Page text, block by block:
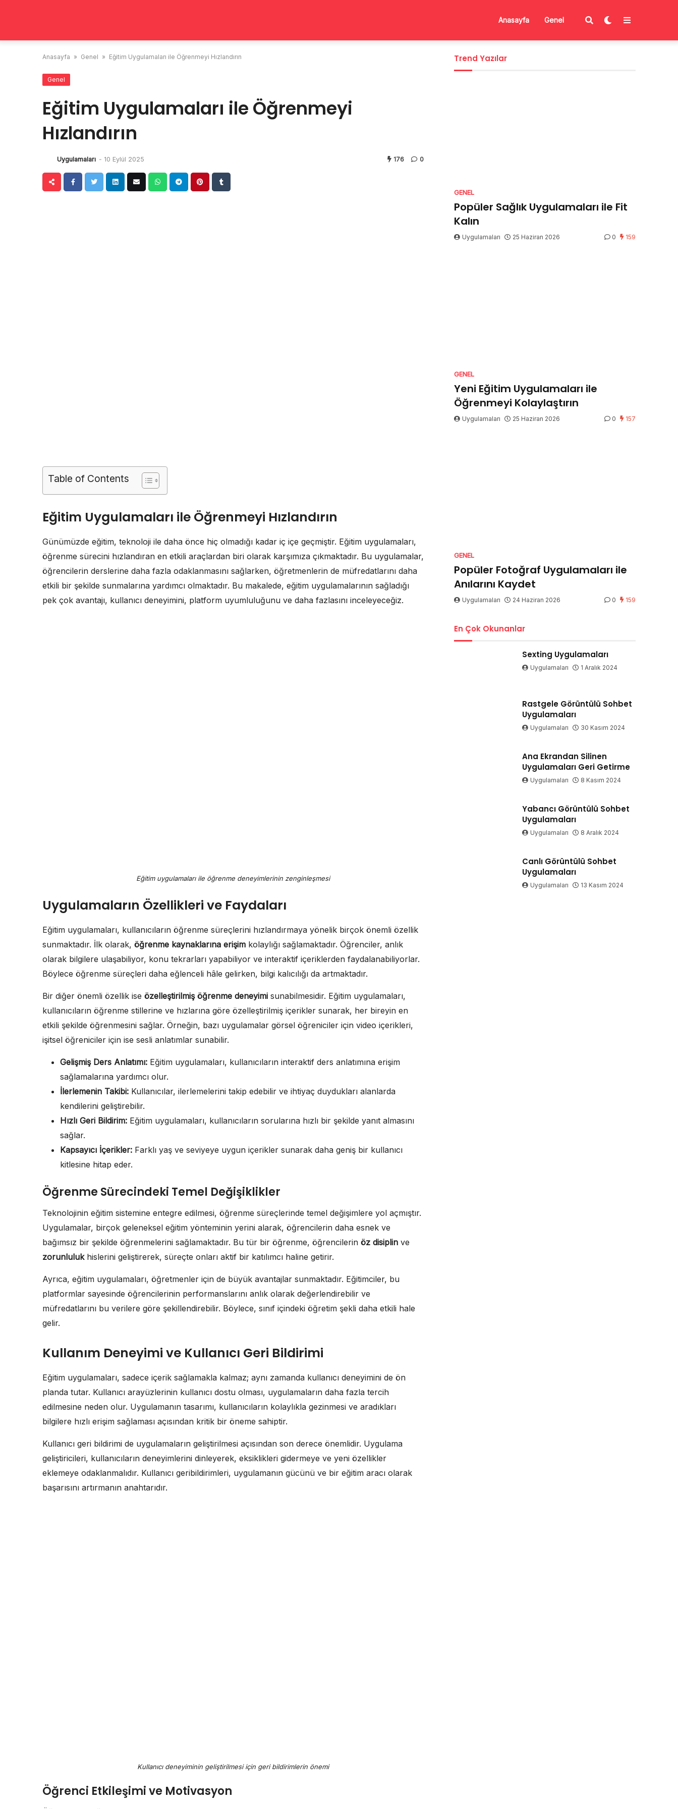
Anasayfa Genel
Anasayfa » Genel » Eğitim Uygulamaları ile Öğrenmeyi Hızlandırın
Genel
Eğitim Uygulamaları ile Öğrenmeyi
Hızlandırın
Uygulamaları - 10 Eylül 2025 176 0
Table of Contents
Eğitim Uygulamaları ile Öğrenmeyi Hızlandırın
Günümüzde eğitim, teknoloji ile daha önce hiç olmadığı kadar iç içe geçmiştir. Eğitim uygulamaları,
öğrenme sürecini hızlandıran en etkili araçlardan biri olarak karşımıza çıkmaktadır. Bu uygulamalar,
öğrencilerin derslerine daha fazla odaklanmasını sağlarken, öğretmenlerin de müfredatlarını daha
etkili bir şekilde sunmalarına yardımcı olmaktadır. Bu makalede, eğitim uygulamalarının sağladığı
pek çok avantajı, kullanıcı deneyimini, platform uyumluluğunu ve daha fazlasını inceleyeceğiz.
Eğitim uygulamaları ile öğrenme deneyimlerinin zenginleşmesi
Uygulamaların Özellikleri ve Faydaları
Eğitim uygulamaları, kullanıcıların öğrenme süreçlerini hızlandırmaya yönelik birçok önemli özellik
sunmaktadır. İlk olarak, öğrenme kaynaklarına erişim kolaylığı sağlamaktadır. Öğrenciler, anlık
olarak bilgilere ulaşabiliyor, konu tekrarları yapabiliyor ve interaktif içeriklerden faydalanabiliyorlar.
Böylece öğrenme süreçleri daha eğlenceli hâle gelirken, bilgi kalıcılığı da artmaktadır.
Bir diğer önemli özellik ise özelleştirilmiş öğrenme deneyimi sunabilmesidir. Eğitim uygulamaları,
kullanıcıların öğrenme stillerine ve hızlarına göre özelleştirilmiş içerikler sunarak, her bireyin en
etkili şekilde öğrenmesini sağlar. Örneğin, bazı uygulamalar görsel öğreniciler için video içerikleri,
işitsel öğreniciler için ise sesli anlatımlar sunabilir.
Gelişmiş Ders Anlatımı: Eğitim uygulamaları, kullanıcıların interaktif ders anlatımına erişim
sağlamalarına yardımcı olur.
İlerlemenin Takibi: Kullanıcılar, ilerlemelerini takip edebilir ve ihtiyaç duydukları alanlarda
kendilerini geliştirebilir.
Hızlı Geri Bildirim: Eğitim uygulamaları, kullanıcıların sorularına hızlı bir şekilde yanıt almasını
sağlar.
Kapsayıcı İçerikler: Farklı yaş ve seviyeye uygun içerikler sunarak daha geniş bir kullanıcı
kitlesine hitap eder.
Öğrenme Sürecindeki Temel Değişiklikler
Teknolojinin eğitim sistemine entegre edilmesi, öğrenme süreçlerinde temel değişimlere yol açmıştır.
Uygulamalar, birçok geleneksel eğitim yönteminin yerini alarak, öğrencilerin daha esnek ve
bağımsız bir şekilde öğrenmelerini sağlamaktadır. Bu tür bir öğrenme, öğrencilerin öz disiplin ve
zorunlulukhislerini geliştirerek, süreçte onları aktif bir katılımcı haline getirir.
Ayrıca, eğitim uygulamaları, öğretmenler için de büyük avantajlar sunmaktadır. Eğitimciler, bu
platformlar sayesinde öğrencilerinin performanslarını anlık olarak değerlendirebilir ve
müfredatlarını bu verilere göre şekillendirebilir. Böylece, sınıf içindeki öğretim şekli daha etkili hale
gelir.
Kullanım Deneyimi ve Kullanıcı Geri Bildirimi
Eğitim uygulamaları, sadece içerik sağlamakla kalmaz; aynı zamanda kullanıcı deneyimini de ön
planda tutar. Kullanıcı arayüzlerinin kullanıcı dostu olması, uygulamaların daha fazla tercih
edilmesine neden olur. Uygulamanın tasarımı, kullanıcıların kolaylıkla gezinmesi ve aradıkları
bilgilere hızlı erişim sağlaması açısından kritik bir öneme sahiptir.
Kullanıcı geri bildirimi de uygulamaların geliştirilmesi açısından son derece önemlidir. Uygulama
geliştiricileri, kullanıcıların deneyimlerini dinleyerek, eksiklikleri gidermeye ve yeni özellikler
eklemeye odaklanmalıdır. Kullanıcı geribildirimleri, uygulamanın gücünü ve bir eğitim aracı olarak
başarısını artırmanın anahtarıdır.
Kullanıcı deneyiminin geliştirilmesi için geri bildirimlerin önemi
Öğrenci Etkileşimi ve Motivasyon
Trend Yazılar
GENEL
Popüler Sağlık Uygulamaları ile Fit
Kalın
Uygulamaları 25 Haziran 2026 0 159
GENEL
Yeni Eğitim Uygulamaları ile
Öğrenmeyi Kolaylaştırın
Uygulamaları 25 Haziran 2026 0 157
GENEL
Popüler Fotoğraf Uygulamaları ile
Anılarını Kaydet
Uygulamaları 24 Haziran 2026 0 159
En Çok Okunanlar
Sexting Uygulamaları
Uygulamaları 1 Aralık 2024
Rastgele Görüntülü Sohbet
Uygulamaları
Uygulamaları 30 Kasım 2024
Ana Ekrandan Silinen
Uygulamaları Geri Getirme
Uygulamaları 8 Kasım 2024
Yabancı Görüntülü Sohbet
Uygulamaları
Uygulamaları 8 Aralık 2024
Canlı Görüntülü Sohbet
Uygulamaları
Uygulamaları 13 Kasım 2024